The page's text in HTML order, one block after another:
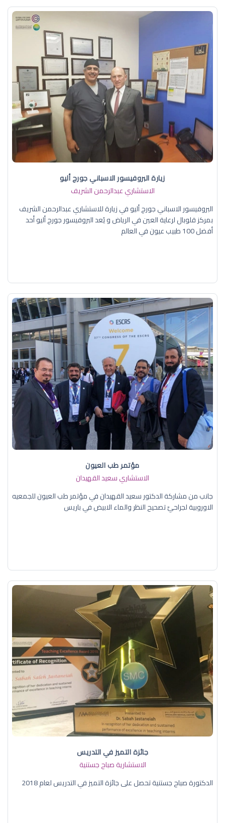
زيارة البروفيسور الاسباني جورج أليو
الاستشاري عبدالرحمن الشريف
البروفيسور الاسباني جورج أليو في زيارة للاستشاري عبدالرحمن الشريف
بمركز قلوبال لرعاية العين في الرياض و يُعد البروفيسور جورج أليو أحد
أفضل 100 طبيب عيون في العالم
مؤتمر طب العيون
الاستشاري سعيد القهيدان
جانب من مشاركة الدكتور سعيد القهيدان في مؤتمر طب العيون للجمعيه
الاوروبية لجراحيّ تصحيح النظر والماء الابيض في باريس
جائزة التميز في التدريس
الاستشارية صباح جستنية
الدكتورة صباح جستنية تحصل على جائزة التميز في التدريس لعام 2018